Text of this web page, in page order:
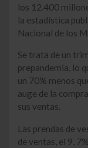
los 12.400
la estadística
Nacional de los
Se trata de un
prepandemia, lo
un 70% menos
auge de la
sus ventas.
Las prendas de
de ventas, el 9,